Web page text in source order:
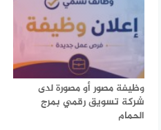
وظيفة مصور أو مصورة لدى
شركة تسويق رقمي بمرج
الحمام